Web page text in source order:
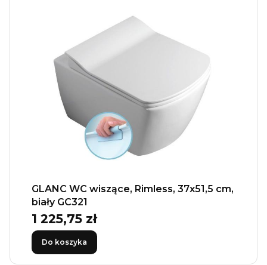
GLANC WC wiszące, Rimless, 37x51,5 cm,
biały GC321
Cena
1 225,75 zł
Do koszyka